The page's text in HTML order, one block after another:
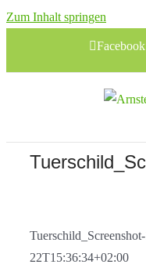
Zum Inhalt springen
Facebook
Tuerschild_Screenshot-
22T15:36:34+02:00